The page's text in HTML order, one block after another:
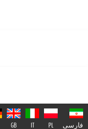
GB IT PL فارسی